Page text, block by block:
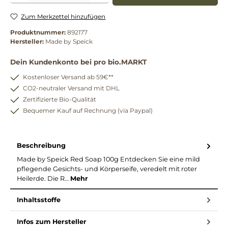
Zum Merkzettel hinzufügen
Produktnummer: 892177
Hersteller: Made by Speick
Dein Kundenkonto bei pro bio.MARKT
Kostenloser Versand ab 59€**
CO2-neutraler Versand mit DHL
Zertifizierte Bio-Qualität
Bequemer Kauf auf Rechnung (via Paypal)
Beschreibung
Made by Speick Red Soap 100g Entdecken Sie eine mild
pflegende Gesichts- und Körperseife, veredelt mit roter
Heilerde. Die R… Mehr
Inhaltsstoffe
Infos zum Hersteller